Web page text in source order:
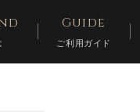
Guide
ご利用ガイド